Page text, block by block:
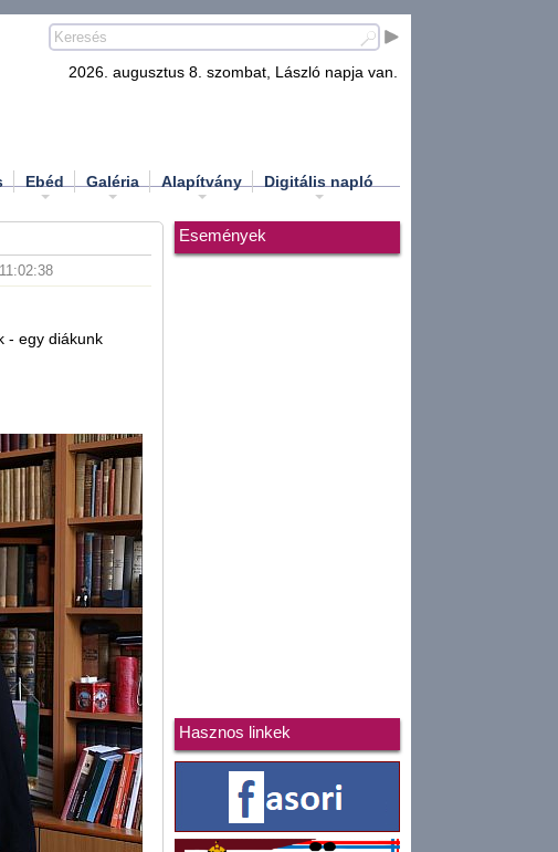
2026. augusztus 8. szombat, László napja van.
Ebéd Galéria Alapítvány Digitális napló
- egy diákunk
Események
Hasznos linkek